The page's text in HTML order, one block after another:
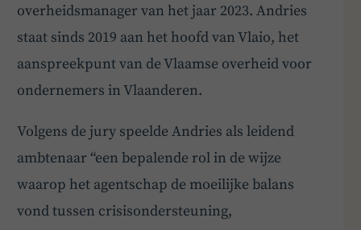
overheidsmanager van het jaar 2023. Andries
staat sinds 2019 aan het hoofd van Vlaio, het
aanspreekpunt van de Vlaamse overheid voor
ondernemers in Vlaanderen.
Volgens de jury speelde Andries als leidend
ambtenaar “een bepalende rol in de wijze
waarop het agentschap de moeilijke balans
vond tussen crisisondersteuning,